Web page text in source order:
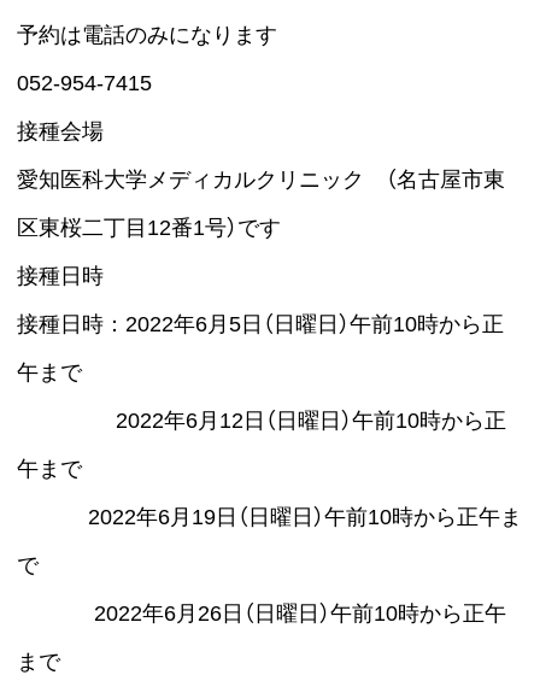
予約は電話のみになります
052-954-7415
接種会場
愛知医科大学メディカルクリニック （名古屋市東
区東桜二丁目12番1号）です
接種日時
接種日時：2022年6月5日（日曜日）午前10時から正
午まで
2022年6月12日（日曜日）午前10時から正
午まで
2022年6月19日（日曜日）午前10時から正午ま
で
2022年6月26日（日曜日）午前10時から正午
まで